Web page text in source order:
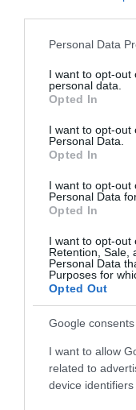
Please note that this
not limited to your
grant or deny
use your data for
consent section.
Personal Data
I want to opt-out
personal data.
Opted In
I want to opt-out
Personal Data.
Opted In
I want to opt-out
Personal Data
Opted In
I want to opt-out
Retention, Sale,
Personal Data
Purposes for
Opted Out
Google consents
I want to allow
related to
device identifiers
Eddig tudsz
Egy idő után minden
nem frissíthető az
alkalmazások
kivételek ez alól a